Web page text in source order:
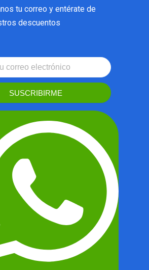
tu correo y entérate de
descuentos
SUSCRIBIRME